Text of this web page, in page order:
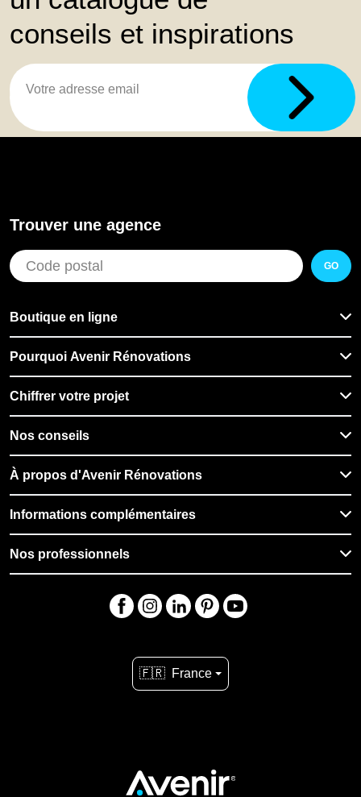
conseils et inspirations
Trouver une agence
GO
Boutique en ligne
Pourquoi Avenir Rénovations
Chiffrer votre projet
Nos conseils
À propos d'Avenir Rénovations
Informations complémentaires
Nos professionnels
🇫🇷 France